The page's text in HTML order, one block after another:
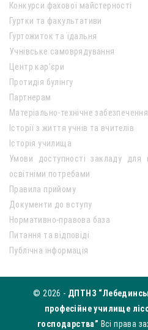
Конкурси фахової майстерності
Гуртки та факультативи
Гуртожиток та їдальня
Учнівське самоврядування
Центр кар’єри
Протидія булінгу
Партнерам
Матеріально-технічне забезпечення
Історії з життя учнів та вчителів
Історія училища
Умови доступності закладу для
освітніми потребами
Правила прийому
Документи до вступу
Нормативно-правова база
Питання та відповіді
Публічна інформація
© 2026 - ДПТНЗ
професійне училище
господарства” Всі права